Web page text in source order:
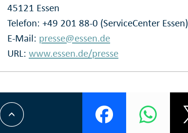
45121 Essen
Telefon: +49 201 88-0 (ServiceCenter Essen)
E-Mail: presse@essen.de
URL:www.essen.de/presse